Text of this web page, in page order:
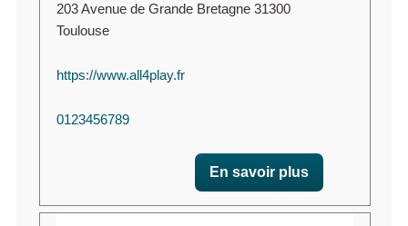
203 Avenue de Grande Bretagne 31300
Toulouse
https://www.all4play.fr
0123456789
En savoir plus